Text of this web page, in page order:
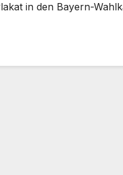
in den Bayern-